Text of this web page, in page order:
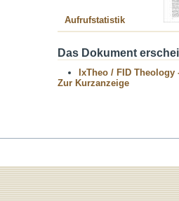
Aufrufstatistik
Das Dokument
IxTheo / FID Theology
Zur Kurzanzeige